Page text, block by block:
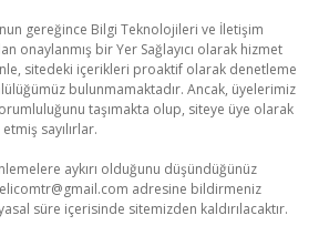
gereğince Bilgi Teknolojileri ve İletişim
onaylanmış bir Yer Sağlayıcı olarak hizmet
sitedeki içerikleri proaktif olarak denetleme
bulunmamaktadır. Ancak, üyelerimiz
taşımakta olup, siteye üye olarak
sayılırlar.
aykırı olduğunu düşündüğünüz
adresine bildirmeniz
süre içerisinde sitemizden kaldırılacaktır.